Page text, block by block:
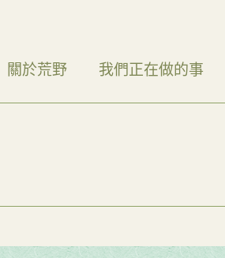
關於荒野 我們正在做的事